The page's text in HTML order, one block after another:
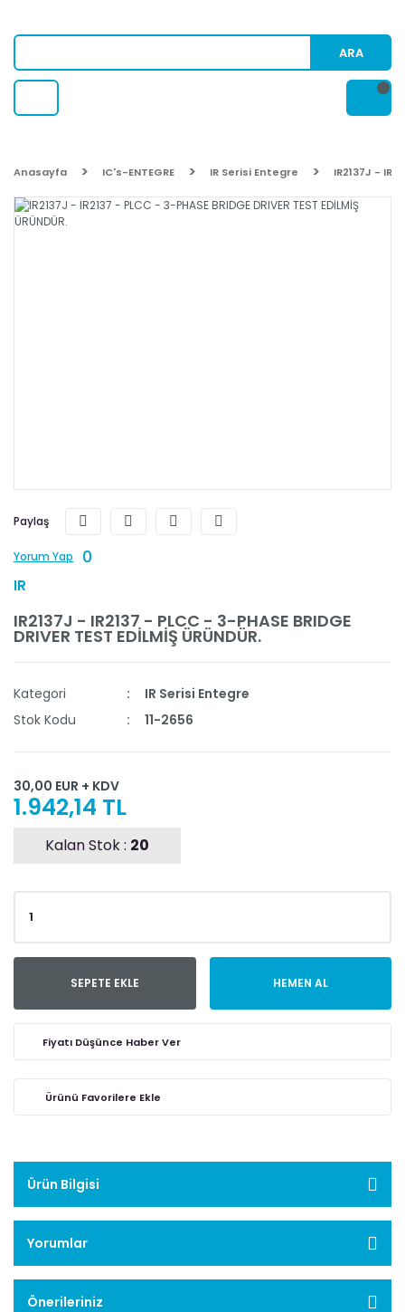
ARA
Anasayfa IC's-ENTEGRE IR Serisi Entegre IR2137J -
Paylaş
Yorum Yap 0
IR
IR2137J - IR2137 - PLCC - 3-PHASE BRIDGE
DRIVER TEST EDİLMİŞ ÜRÜNDÜR.
Kategori
IR Serisi Entegre
Stok Kodu
11-2656
30,00 EUR + KDV
1.942,14 TL
Kalan Stok : 20
SEPETE EKLE HEMEN AL
Fiyatı Düşünce Haber Ver
Ürün Bilgisi
Yorumlar
Önerileriniz